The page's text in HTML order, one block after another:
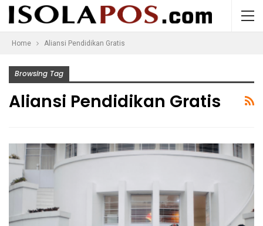
Home Aliansi Pendidikan Gratis
Browsing Tag
Aliansi Pendidikan Gratis